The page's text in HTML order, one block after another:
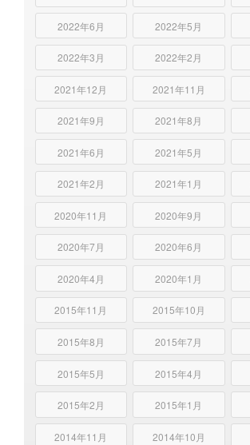
2022年6月 2022年5月
2022年3月 2022年2月
2021年12月 2021年11月
2021年9月 2021年8月
2021年6月 2021年5月
2021年2月 2021年1月
2020年11月 2020年9月
2020年7月 2020年6月
2020年4月 2020年1月
2015年11月 2015年10月
2015年8月 2015年7月
2015年5月 2015年4月
2015年2月 2015年1月
2014年11月 2014年10月